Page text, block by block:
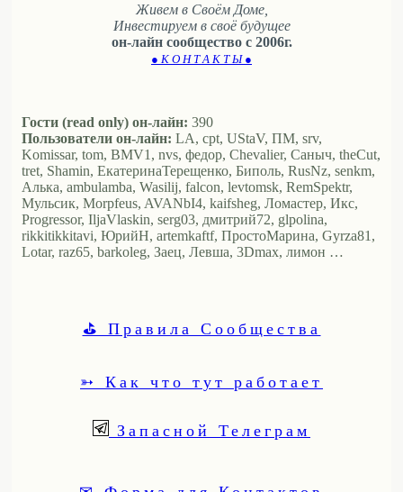
Живем в Своём Доме,
Инвестируем в своё будущее
он-лайн сообщество с 2006г.
● К О Н Т А К Т Ы ●
Гости (read only) он-лайн: 390
Пользователи он-лайн: LA, cpt, UStaV, ПМ, srv,
Komissar, tom, BMV1, nvs, федор, Chevalier, Саныч, theCut,
tret, Shamin, ЕкатеринаТерещенко, Биполь, RusNz, senkm,
Алька, ambulamba, Wasilij, falcon, levtomsk, RemSpektr,
Мульсик, Morpfeus, AVANbI4, kaifsheg, Ломастер, Икс,
Progressor, IljaVlaskin, serg03, дмитрий72, glpolina,
rikkitikkitavi, ЮрийН, artemkaftf, ПростоМарина, Gyrza81,
Lotar, raz65, barkoleg, Заец, Левша, 3Dmax, лимон …
⛳ Правила Сообщества
➳ Как что тут работает
Запасной Телеграм